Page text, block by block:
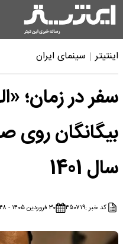
اینتیتر سینمای ایران
سفر در زمان؛
بیگانگان روی
سال 1401
کد خبر :۴۵۰۷۱۹ ۳۰ فروردین ۱۴۰۵ - ۱۲:۴۸